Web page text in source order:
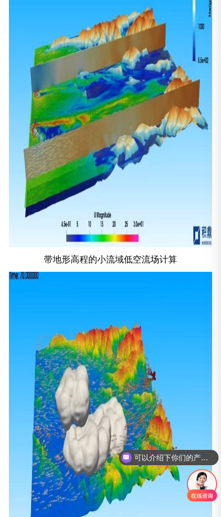
带地形高程的小流域低空流场计算
你们是怎么收费的呢？